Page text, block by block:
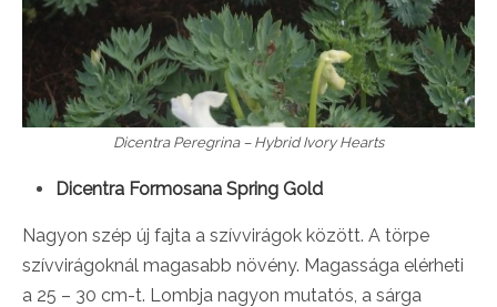
Dicentra Peregrina – Hybrid Ivory Hearts
Dicentra Formosana Spring Gold
Nagyon szép új fajta a szívvirágok között. A törpe
szívvirágoknál magasabb növény. Magassága elérheti
a 25 – 30 cm-t. Lombja nagyon mutatós, a sárga